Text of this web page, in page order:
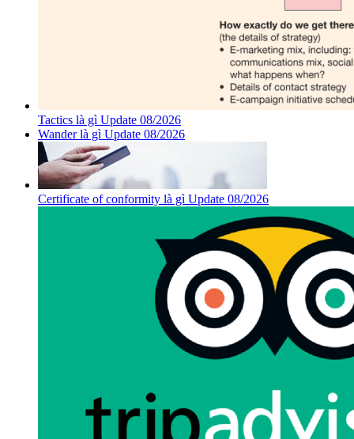
Tactics là gì Update 08/2026
Wander là gì Update 08/2026
Certificate of conformity là gì Update 08/2026